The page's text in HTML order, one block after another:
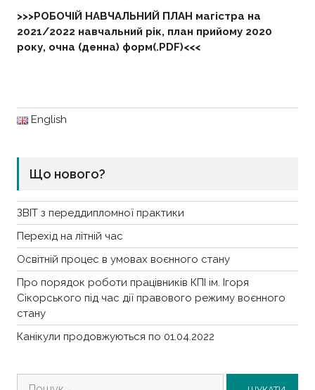
>>>РОБОЧІЙ НАВЧАЛЬНИЙ ПЛАН магістра на
2021/2022 навчальний рік, план прийому 2020
року, очна (денна) форм(.PDF)<<<
English
Що нового?
ЗВІТ з переддипломної практики
Перехід на літній час
Освітній процес в умовах воєнного стану
Про порядок роботи працівників КПІ ім. Ігоря
Сікорського під час дії правового режиму воєнного
стану
Канікули продовжуються по 01.04.2022